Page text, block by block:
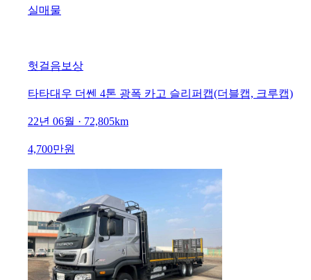
실매물
헛걸음보상
타타대우 더쎈 4톤 광폭 카고 슬리퍼캡(더블캡, 크루캡)
22년 06월 · 72,805km
4,700만원